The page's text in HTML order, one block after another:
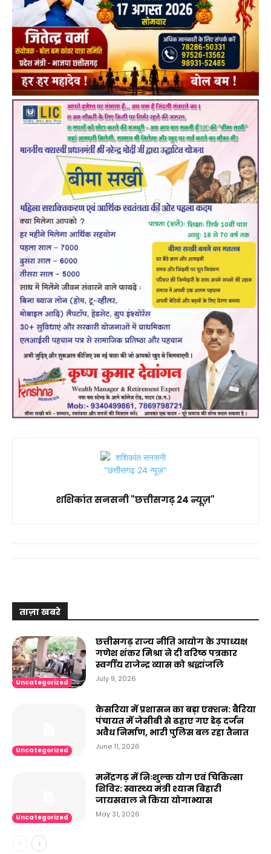
शशिकांत सनसनी "छत्तीसगढ़ 24 न्यूज़"
ताज़ा खबरे
Uncategorized
छत्तीसगढ़ राज्य नीति आयोग के उपाध्यक्ष
गणेश शंकर मिश्रा ने दी वरिष्ठ पत्रकार
स्वर्गीय राजेन्द्र व्यास को श्रद्धांजलि
July 9, 2026
Uncategorized
केसरिया में प्रशासन का बड़ा एक्शन: बैरिया
पंचायत में जेसीबी से ढहाए गए डेढ़ दर्जन
अवैध निर्माण, भारी पुलिस बल रहा तैनात
June 11, 2026
Uncategorized
मनेंद्रगढ़ में निःशुल्क योग एवं चिकित्सा
शिविर: स्वास्थ्य मंत्री श्याम बिहारी
जायसवाल ने किया योगाभ्यास
May 31, 2026